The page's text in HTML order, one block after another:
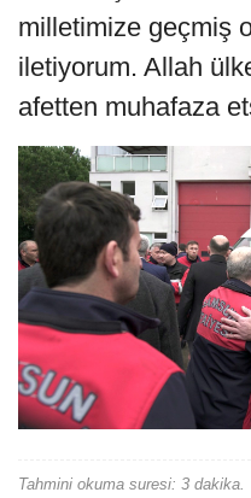
milletimize geçmiş
iletiyorum. Allah
afetten muhafaza
Tahmini okuma suresi: 3 dakika.